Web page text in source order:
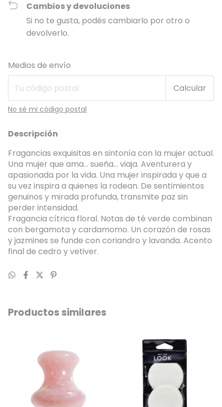
Cambios y devoluciones
Si no te gusta, podés cambiarlo por otro o
devolverlo.
Entregas para el CP:
Medios de envío
Calcular
No sé mi código postal
Descripción
Fragancias exquisitas en sintonía con la mujer actual.
Una mujer que ama… sueña… viaja. Aventurera y
apasionada por la vida. Una mujer inspirada y que a
su vez inspira a quienes la rodean. De sentimientos
genuinos y mirada profunda, transmite paz sin
perder intensidad.
Fragancia cítrica floral. Notas de té verde combinan
con bergamota y cardamomo. Un corazón de rosas
y jazmines se funde con coriandro y lavanda. Acento
final de cedro y vetiver.
Productos similares